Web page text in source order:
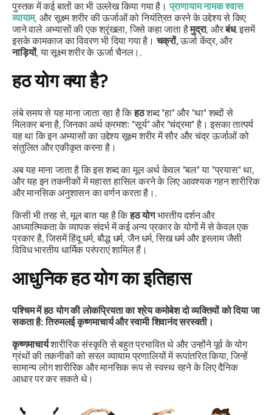
पुस्तक में कई बातों का भी उल्लेख किया गया है।प्राणायामनामक श्वास
व्यायाम, और सूक्ष्म शरीर की ऊर्जाओं को नियंत्रित करने के उद्देश्य से किए
जाने वाले अभ्यासों की एक श्रृंखला, जिसे कहा जाता हैमुद्रा, औरबंध.इसमें
इसके कामकाज का विवरण भी दिया गया है।चक्रों,ऊर्जा केंद्र, और
नाड़ियों,या सूक्ष्म शरीर के ऊर्जा चैनल।.
हठ योग क्या है?
लंबे समय से यह माना जाता रहा है किहठशब्द "हा" और "था" शब्दों से
मिलकर बना है, जिनका अर्थ क्रमशः "सूर्य" और "चंद्रमा" है। इसका तात्पर्य
यह था कि इन अभ्यासों का उद्देश्य सूक्ष्म शरीर में सौर और चंद्र ऊर्जाओं को
संतुलित और एकीकृत करना है।
अब यह माना जाता है कि इस शब्द का मूल अर्थ केवल "बल" या "प्रयास" था,
और यह इन तकनीकों में महारत हासिल करने के लिए आवश्यक गहन शारीरिक
और मानसिक अनुशासन का वर्णन करता है।.
किसी भी तरह से, मूल बात यह है किहठयोगभारतीय दर्शन और
आध्यात्मिकता के व्यापक संदर्भ में कई अन्य प्रकार के योगों में से केवल एक
प्रकार है, जिसमें हिंदू धर्म, बौद्ध धर्म, जैन धर्म, सिख धर्म और इस्लाम जैसी
विविध भारतीय धार्मिक परंपराएं शामिल हैं।
आधुनिक हठ योग का इतिहास
पश्चिम मेंहठयोग की लोकप्रियता का श्रेय कमोबेश दो व्यक्तियों को दिया जा
सकता है: तिरुमलई कृष्णमाचार्य और स्वामी शिवानंद सरस्वती।
कृष्णमाचार्यशारीरिक संस्कृति से बहुत प्रभावित थे और उन्होंने पूर्व के योग
ग्रंथों की तकनीकों को सरल व्यायाम प्रणालियों में रूपांतरित किया, जिन्हें
सामान्य लोग शारीरिक और मानसिक रूप से स्वस्थ रहने के लिए दैनिक
आधार पर कर सकते थे।